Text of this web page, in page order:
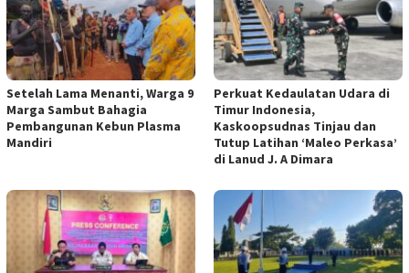
Setelah Lama Menanti, Warga 9
Marga Sambut Bahagia
Pembangunan Kebun Plasma
Mandiri
Perkuat Kedaulatan Udara di
Timur Indonesia,
Kaskoopsudnas Tinjau dan
Tutup Latihan ‘Maleo Perkasa’
di Lanud J. A Dimara